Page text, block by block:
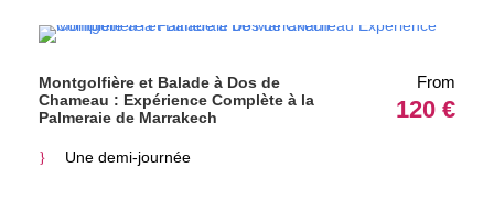
Montgolfière et Balade à Dos de
Chameau : Expérience Complète à la
Palmeraie de Marrakech
From
120 €
Une demi-journée